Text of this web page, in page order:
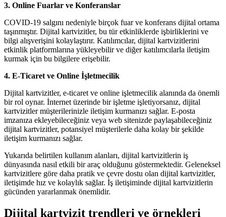
3. Online Fuarlar ve Konferanslar
COVID-19 salgını nedeniyle birçok fuar ve konferans dijital ortama
taşınmıştır. Dijital kartvizitler, bu tür etkinliklerde işbirliklerini ve
bilgi alışverişini kolaylaştırır. Katılımcılar, dijital kartvizitlerini
etkinlik platformlarına yükleyebilir ve diğer katılımcılarla iletişim
kurmak için bu bilgilere erişebilir.
4. E-Ticaret ve Online İşletmecilik
Dijital kartvizitler, e-ticaret ve online işletmecilik alanında da önemli
bir rol oynar. İnternet üzerinde bir işletme işletiyorsanız, dijital
kartvizitler müşterilerinizle iletişim kurmanızı sağlar. E-posta
imzanıza ekleyebileceğiniz veya web sitenizde paylaşabileceğiniz
dijital kartvizitler, potansiyel müşterilerle daha kolay bir şekilde
iletişim kurmanızı sağlar.
Yukarıda belirtilen kullanım alanları, dijital kartvizitlerin iş
dünyasında nasıl etkili bir araç olduğunu göstermektedir. Geleneksel
kartvizitlere göre daha pratik ve çevre dostu olan dijital kartvizitler,
iletişimde hız ve kolaylık sağlar. İş iletişiminde dijital kartvizitlerin
gücünden yararlanmak önemlidir.
Dijital kartvizit trendleri ve örnekleri